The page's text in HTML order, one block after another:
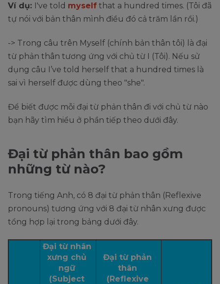
Ví dụ: I've told myself that a hundred times. (Tôi đã
tự nói với bản thân mình điều đó cả trăm lần rồi.)
-> Trong câu trên Myself (chính bản thân tôi) là đại
từ phản thân tương ứng với chủ từ I (Tôi). Nếu sử
dụng câu I’ve told herself that a hundred times là
sai vì herself được dùng theo "she".
Để biết được mỗi đại từ phản thân đi với chủ từ nào
bạn hãy tìm hiểu ở phần tiếp theo dưới đây.
Đại từ phản thân bao gồm
những từ nào?
Trong tiếng Anh, có 8 đại từ phản thân (Reflexive
pronouns) tương ứng với 8 đại từ nhân xưng được
tổng hợp lại trong bảng dưới đây.
Đại từ nhân
xưng chủ
ngữ
(Subject
Đại từ phản
thân
(Reflexive